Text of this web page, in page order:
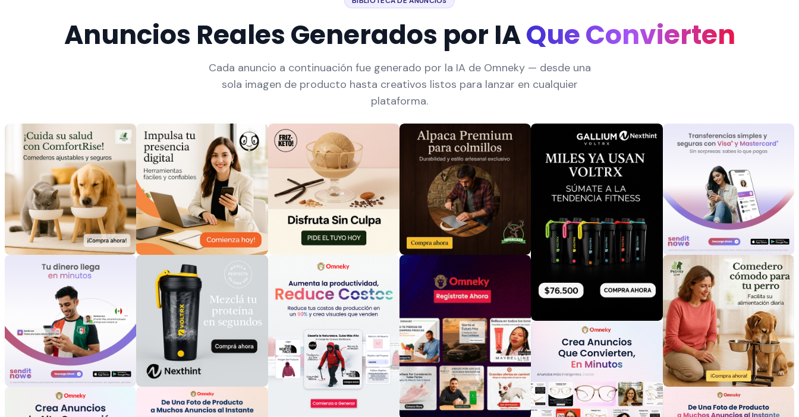
Anuncios Reales Generados por IAQue Convierten
Cada anuncio a continuación fue generado por la IA de Omneky — desde una
sola imagen de producto hasta creativos listos para lanzar en cualquier
plataforma.